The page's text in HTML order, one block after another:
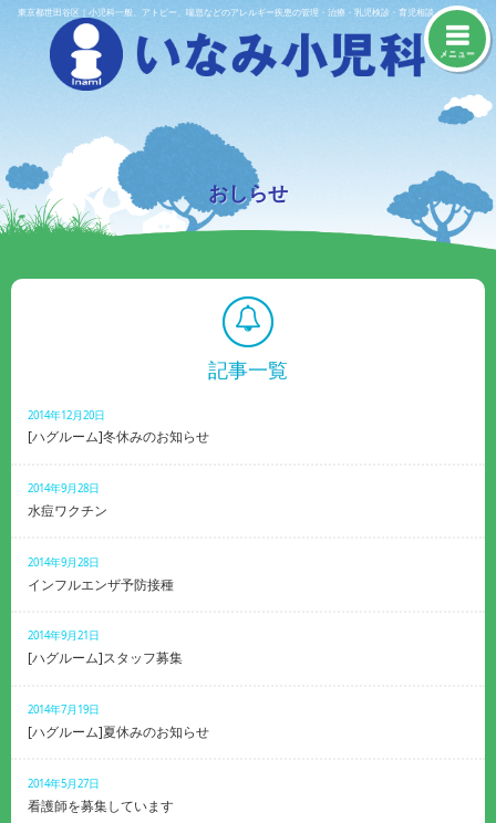
Skip東京都世田谷区｜小児科一般、アトピー、喘息などのアレルギー疾患の管理・治療・乳児検診・育児相談・予防接種
メニュー
おしらせ
記事一覧
2014年12月20日
[ハグルーム]冬休みのお知らせ
2014年9月28日
水痘ワクチン
2014年9月28日
インフルエンザ予防接種
2014年9月21日
[ハグルーム]スタッフ募集
2014年7月19日
[ハグルーム]夏休みのお知らせ
2014年5月27日
看護師を募集しています